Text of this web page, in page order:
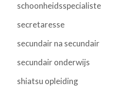
schoonheidsspecialiste
secretaresse
secundair na secundair
secundair onderwijs
shiatsu opleiding